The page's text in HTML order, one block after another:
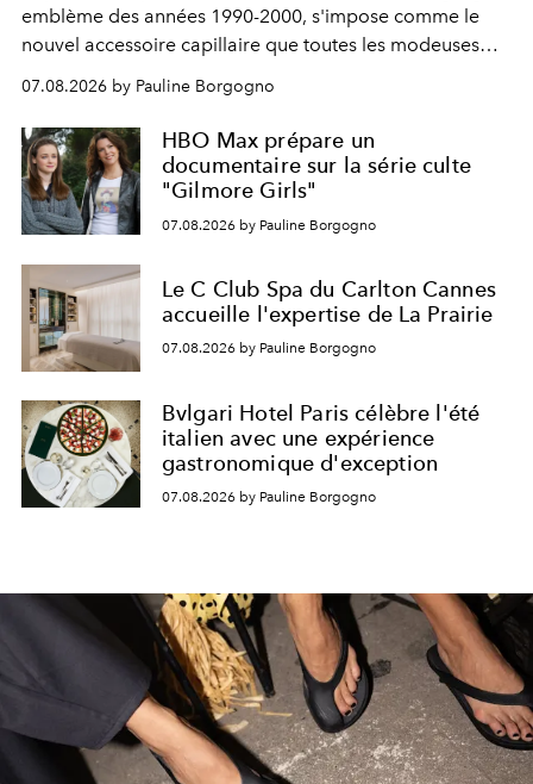
emblème des années 1990-2000, s'impose comme le
nouvel accessoire capillaire que toutes les modeuses
s'arrachent déjà.
07.08.2026 by Pauline Borgogno
HBO Max prépare un
documentaire sur la série culte
"Gilmore Girls"
07.08.2026 by Pauline Borgogno
Le C Club Spa du Carlton Cannes
accueille l'expertise de La Prairie
07.08.2026 by Pauline Borgogno
Bvlgari Hotel Paris célèbre l'été
italien avec une expérience
gastronomique d'exception
07.08.2026 by Pauline Borgogno